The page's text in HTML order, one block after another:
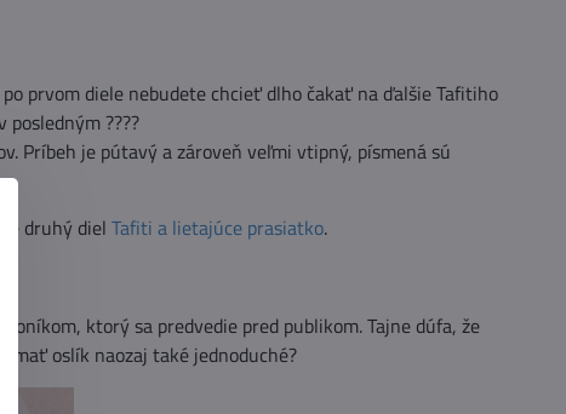
prvom diele nebudete chcieť dlho čakať na ďalšie Tafitiho
????
Príbeh je pútavý a zároveň veľmi vtipný, písmená sú
druhý diel Tafiti a lietajúce prasiatko.
ktorý sa predvedie pred publikom. Tajne dúfa, že
mať oslík naozaj také jednoduché?